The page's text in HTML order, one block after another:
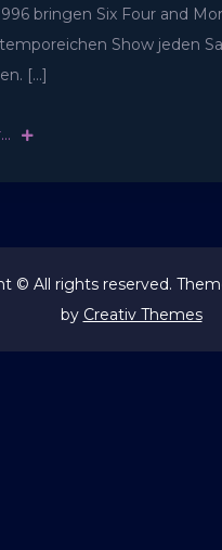
bringen Six Four and
Show jeden
[…]
© All rights reserved.
by Creativ Themes